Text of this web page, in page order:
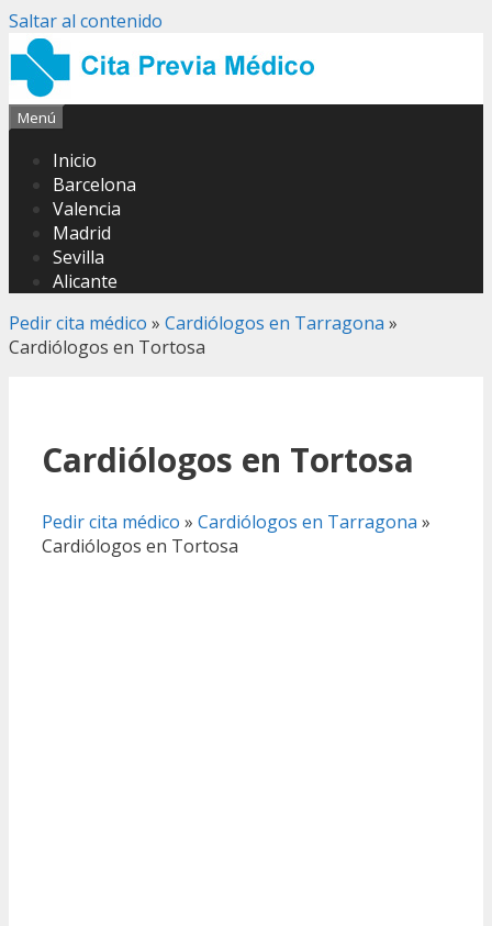
Saltar al contenido
Menú
Inicio
Barcelona
Valencia
Madrid
Sevilla
Alicante
Pedir cita médico » Cardiólogos en Tarragona »
Cardiólogos en Tortosa
Cardiólogos en Tortosa
Pedir cita médico » Cardiólogos en Tarragona »
Cardiólogos en Tortosa